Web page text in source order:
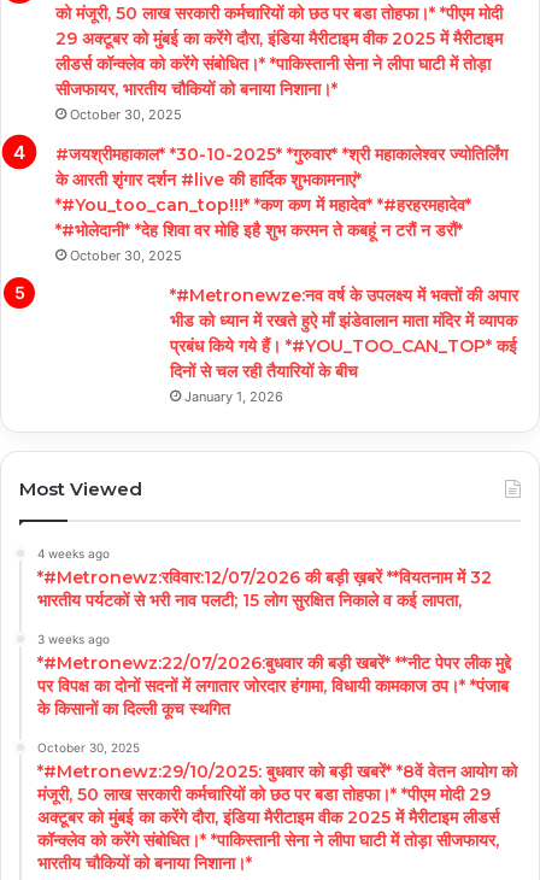
को मंजूरी, 50 लाख सरकारी कर्मचारियों को छठ पर बडा तोहफा।* *पीएम मोदी
29 अक्टूबर को मुंबई का करेंगे दौरा, इंडिया मैरीटाइम वीक 2025 में मैरीटाइम
लीडर्स कॉन्क्लेव को करेंगे संबोधित।* *पाकिस्तानी सेना ने लीपा घाटी में तोड़ा
सीजफायर, भारतीय चौकियों को बनाया निशाना।*
October 30, 2025
#जयश्रीमहाकाल* *30-10-2025* *गुरुवार* *श्री महाकालेश्वर ज्योतिर्लिंग
के आरती शृंगार दर्शन #live की हार्दिक शुभकामनाएं*
*#You_too_can_top!!!* *कण कण में महादेव* *#हरहरमहादेव*
*#भोलेदानी* *देह शिवा वर मोहि इहै शुभ करमन ते कबहूं न टरौं न डरौं*
October 30, 2025
*#Metronewze:नव वर्ष के उपलक्ष्य में भक्तों की अपार
भीड को ध्यान में रखते हुऐ माँ झंडेवालान माता मंदिर में व्यापक
प्रबंध किये गये हैं। *#YOU_TOO_CAN_TOP* कई
दिनों से चल रही तैयारियों के बीच
January 1, 2026
Most Viewed
4 weeks ago
*#Metronewz:रविवार:12/07/2026 की बड़ी ख़बरें **वियतनाम में 32
भारतीय पर्यटकों से भरी नाव पलटी; 15 लोग सुरक्षित निकाले व कई लापता,
3 weeks ago
*#Metronewz:22/07/2026:बुधवार की बड़ी खबरें* **नीट पेपर लीक मुद्दे
पर विपक्ष का दोनों सदनों में लगातार जोरदार हंगामा, विधायी कामकाज ठप।* *पंजाब
के किसानों का दिल्ली कूच स्थगित
October 30, 2025
*#Metronewz:29/10/2025: बुधवार को बड़ी खबरें* *8वें वेतन आयोग को
मंजूरी, 50 लाख सरकारी कर्मचारियों को छठ पर बडा तोहफा।* *पीएम मोदी 29
अक्टूबर को मुंबई का करेंगे दौरा, इंडिया मैरीटाइम वीक 2025 में मैरीटाइम लीडर्स
कॉन्क्लेव को करेंगे संबोधित।* *पाकिस्तानी सेना ने लीपा घाटी में तोड़ा सीजफायर,
भारतीय चौकियों को बनाया निशाना।*